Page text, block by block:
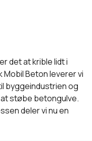
det at krible lidt i
Mobil Beton leverer vi
byggeindustrien og
støbe betongulve.
deler vi nu en